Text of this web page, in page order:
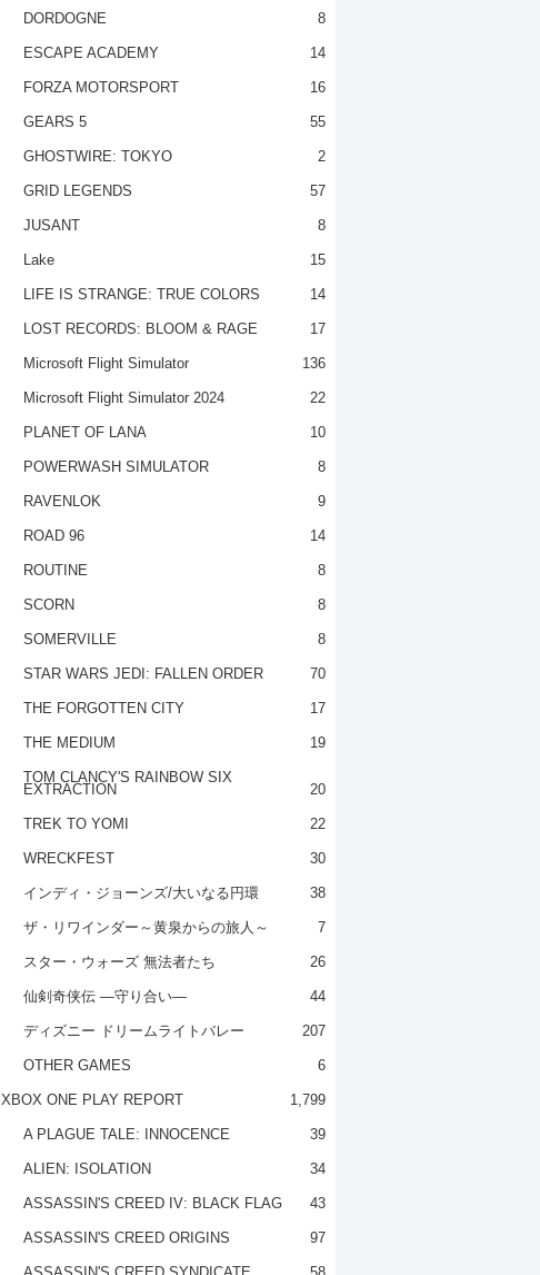
DORDOGNE 8
ESCAPE ACADEMY 14
FORZA MOTORSPORT 16
GEARS 5 55
GHOSTWIRE: TOKYO 2
GRID LEGENDS 57
JUSANT 8
Lake 15
LIFE IS STRANGE: TRUE COLORS 14
LOST RECORDS: BLOOM & RAGE 17
Microsoft Flight Simulator 136
Microsoft Flight Simulator 2024 22
PLANET OF LANA 10
POWERWASH SIMULATOR 8
RAVENLOK 9
ROAD 96 14
ROUTINE 8
SCORN 8
SOMERVILLE 8
STAR WARS JEDI: FALLEN ORDER 70
THE FORGOTTEN CITY 17
THE MEDIUM 19
TOM CLANCY'S RAINBOW SIX
EXTRACTION 20
TREK TO YOMI 22
WRECKFEST 30
インディ・ジョーンズ/大いなる円環 38
ザ・リワインダー～黄泉からの旅人～ 7
スター・ウォーズ 無法者たち 26
仙剣奇侠伝 ―守り合い― 44
ディズニー ドリームライトバレー 207
OTHER GAMES 6
XBOX ONE PLAY REPORT 1,799
A PLAGUE TALE: INNOCENCE 39
ALIEN: ISOLATION 34
ASSASSIN'S CREED IV: BLACK FLAG 43
ASSASSIN'S CREED ORIGINS 97